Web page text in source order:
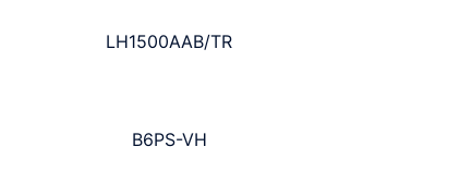
LH1500AAB/TR
B6PS-VH